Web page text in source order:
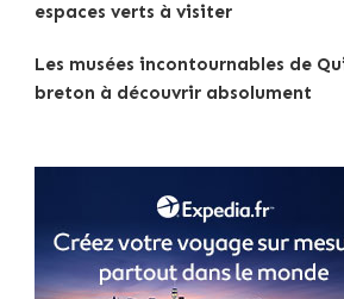
espaces verts à visiter
Les musées incontournables de
breton à découvrir absolument